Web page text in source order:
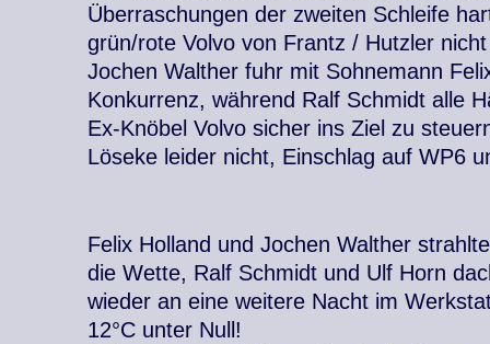
Überraschungen der zweiten Schleife
grün/rote Volvo von Frantz / Hutzler
Jochen Walther fuhr mit Sohnemann
Konkurrenz, während Ralf Schmidt alle
Ex-Knöbel Volvo sicher ins Ziel zu
Löseke leider nicht, Einschlag auf WP6
Felix Holland und Jochen Walther
die Wette, Ralf Schmidt und Ulf Horn
wieder an eine weitere Nacht im
12°C unter Null!